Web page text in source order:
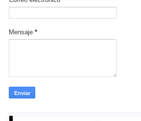
Mensaje *